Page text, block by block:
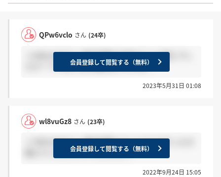
QPw6vclo さん (24卒)
＞wl8vuGz8さん 筆記試験の内容はどんな感じでし
たか？ やっぱり玉手箱形式ですかね？
会員登録して閲覧する（無料）
2023年5月31日 01:08
wl8vuGz8 さん (23卒)
＞7WOc0V6Iさん 筆記試験どのようなものだったか
教えていただけたりしませんか？
会員登録して閲覧する（無料）
2022年9月24日 15:05